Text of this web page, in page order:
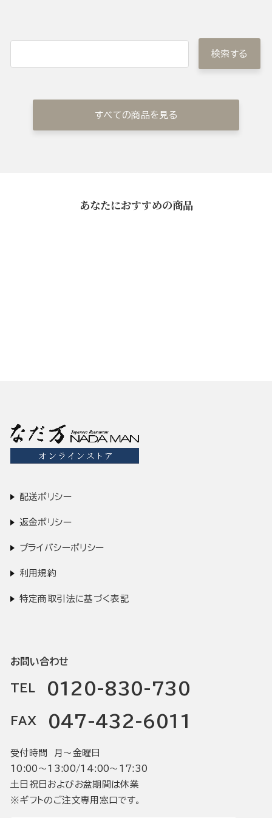
検索する
すべての商品を見る
あなたにおすすめの商品
配送ポリシー
返金ポリシー
プライバシーポリシー
利用規約
特定商取引法に基づく表記
お問い合わせ
TEL 0120-830-730
FAX 047-432-6011
受付時間 月〜金曜日
10:00〜13:00/14:00〜17:30
土日祝日およびお盆期間は休業
※ギフトのご注文専用窓口です。